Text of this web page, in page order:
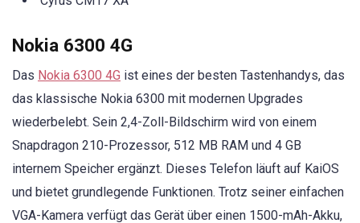
Nokia 6300 4G
Das Nokia 6300 4G ist eines der besten Tastenhandys, das
das klassische Nokia 6300 mit modernen Upgrades
wiederbelebt. Sein 2,4-Zoll-Bildschirm wird von einem
Snapdragon 210-Prozessor, 512 MB RAM und 4 GB
internem Speicher ergänzt. Dieses Telefon läuft auf KaiOS
und bietet grundlegende Funktionen. Trotz seiner einfachen
VGA-Kamera verfügt das Gerät über einen 1500-mAh-Akku,